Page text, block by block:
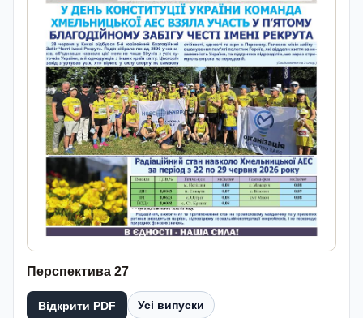
Перспектива 27
Відкрити PDF Усі випуски